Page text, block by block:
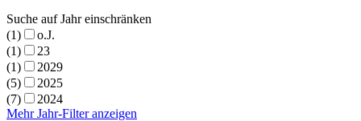
Suche auf Jahr einschränken
(1)
o.J.
(1)
23
(1)
2029
(5)
2025
(7)
2024
Mehr Jahr-Filter anzeigen